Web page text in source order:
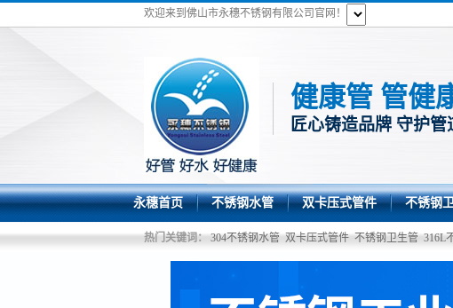
欢迎来到佛山市永穗不锈钢有限公司官网！
健康管 管健
匠心铸造品牌 守护
永穗首页 不锈钢水管 双卡压式管件 不锈钢
热门关键词： 304不锈钢水管 双卡压式管件 不锈钢卫生管 316L